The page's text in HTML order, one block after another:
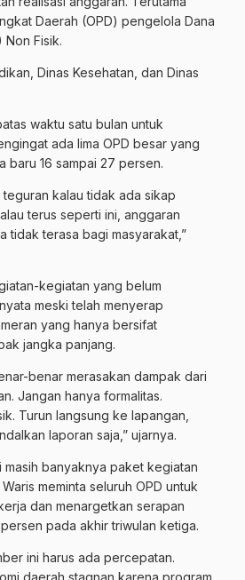
Daerah (OPD) pengelola Dana
Non Fisik.
Dinas Kesehatan, dan Dinas
waktu satu bulan untuk
ada lima OPD besar yang
baru 16 sampai 27 persen.
kalau tidak ada sikap
terus seperti ini, anggaran
tidak terasa bagi masyarakat,”
kegiatan yang belum
meski telah menyerap
yang hanya bersifat
jangka panjang.
benar merasakan dampak dari
Jangan hanya formalitas.
Turun langsung ke lapangan,
laporan saja,” ujarnya.
masih banyaknya paket kegiatan
meminta seluruh OPD untuk
dan menargetkan serapan
pada akhir triwulan ketiga.
ini harus ada percepatan.
daerah stagnan karena program